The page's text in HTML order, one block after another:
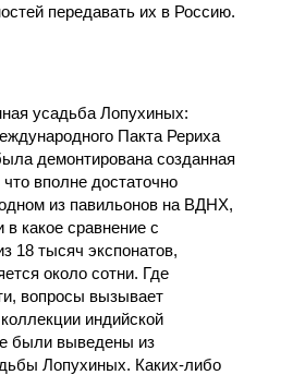
передавать их в Россию.
усадьба Лопухиных:
Пакта Рериха
демонтирована созданная
вполне достаточно
из павильонов на ВДНХ,
какое сравнение с
18 тысяч экспонатов,
около сотни. Где
вопросы вызывает
индийской
были выведены из
Лопухиных. Каких-либо